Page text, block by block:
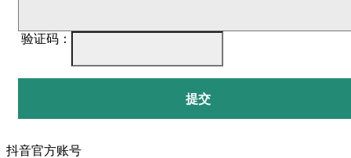
验证码：
提交
抖音官方账号